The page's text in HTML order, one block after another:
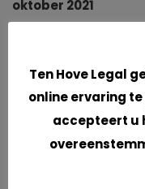
oktober 2021
april 2021
Ten Hove Legal
online ervaring
accepteert u